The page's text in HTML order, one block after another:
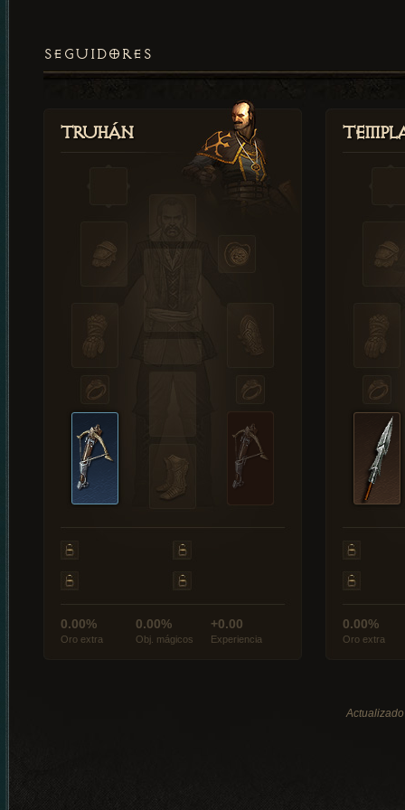
SEGUIDORES
Truhán
0.00%
Oro extra
0.00%
Obj. mágicos
+0.00
Experiencia
0.00%
Oro extra